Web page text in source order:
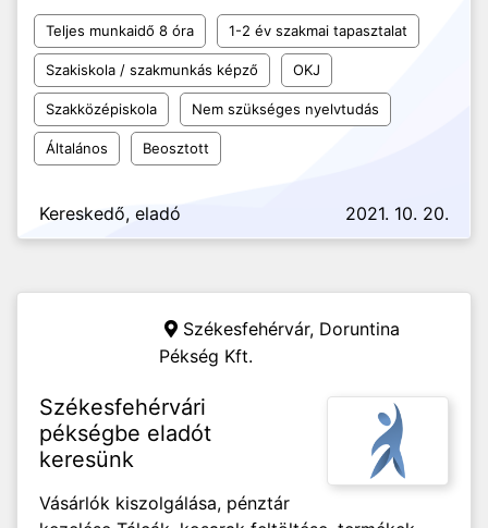
Teljes munkaidő 8 óra 1-2 év szakmai tapasztalat
Szakiskola / szakmunkás képző OKJ
Szakközépiskola Nem szükséges nyelvtudás
Általános Beosztott
Kereskedő, eladó 2021. 10. 20.
Székesfehérvár, Doruntina
Pékség Kft.
Székesfehérvári
pékségbe eladót
keresünk
Vásárlók kiszolgálása, pénztár